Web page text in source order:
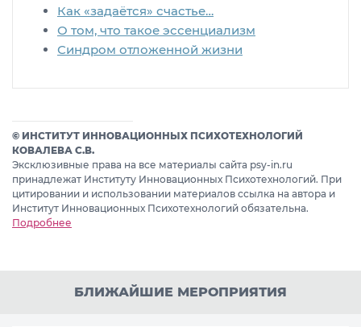
Как «задаётся» счастье…
О том, что такое эссенциализм
Синдром отложенной жизни
© ИНСТИТУТ ИННОВАЦИОННЫХ ПСИХОТЕХНОЛОГИЙ
КОВАЛЕВА С.В.
Эксклюзивные права на все материалы сайта psy-in.ru
принадлежат Институту Инновационных Психотехнологий. При
цитировании и использовании материалов ссылка на автора и
Институт Инновационных Психотехнологий обязательна.
Подробнее
БЛИЖАЙШИЕ МЕРОПРИЯТИЯ